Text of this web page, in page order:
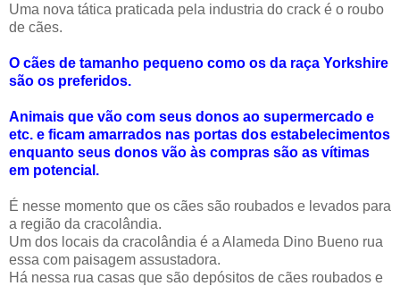
Uma nova tática praticada pela industria do crack é o roubo
de cães.
O cães de tamanho pequeno como os da raça Yorkshire
são os preferidos.
Animais que vão com seus donos ao supermercado e
etc. e ficam amarrados nas portas dos estabelecimentos
enquanto seus donos vão às compras são as vítimas
em potencial.
É nesse momento que os cães são roubados e levados para
a região da cracolândia.
Um dos locais da cracolândia é a Alameda Dino Bueno rua
essa com paisagem assustadora.
Há nessa rua casas que são depósitos de cães roubados e